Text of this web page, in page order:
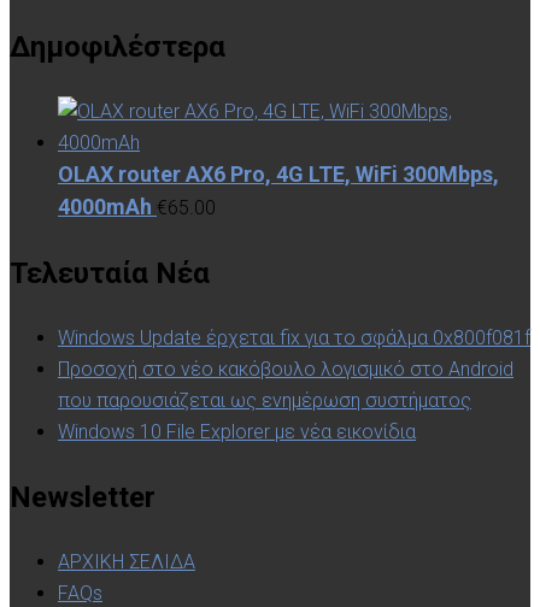
Δημοφιλέστερα
OLAX router AX6 Pro, 4G LTE, WiFi 300Mbps,
4000mAh €65.00
Τελευταία Νέα
Windows Update έρχεται fix για το σφάλμα 0x800f081f
Προσοχή στο νέο κακόβουλο λογισμικό στο Android
που παρουσιάζεται ως ενημέρωση συστήματος
Windows 10 File Explorer με νέα εικονίδια
Newsletter
ΑΡΧΙΚΗ ΣΕΛΙΔΑ
FAQs